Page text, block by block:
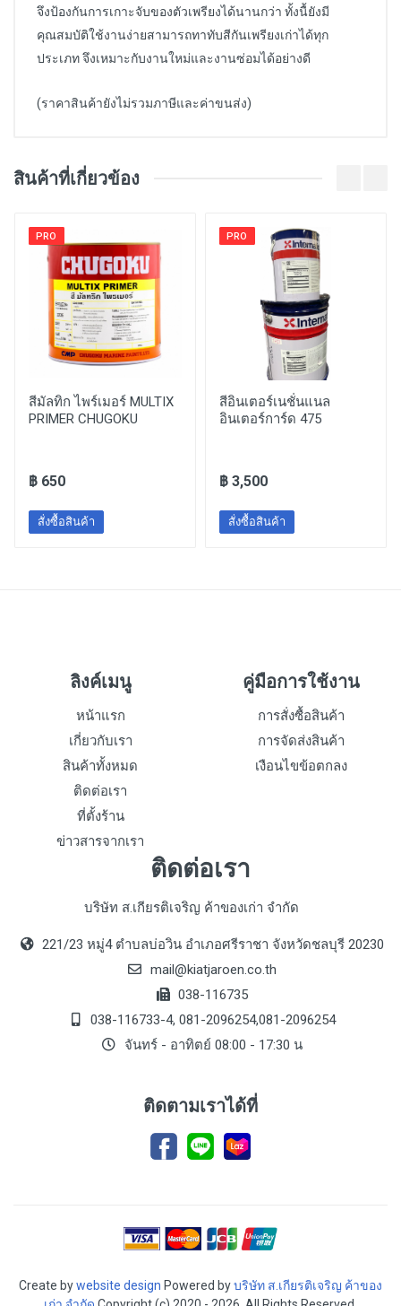
จึงป้องกันการเกาะจับของตัวเพรียงได้นานกว่า ทั้งนื้ยังมี
คุณสมบัติใช้งานง่ายสามารถทาทับสีกันเพรียงเก่าได้ทุก
ประเภท จึงเหมาะกับงานใหม่และงานซ่อมได้อย่างดี
(ราคาสินค้ายังไม่รวมภาษีและค่าขนส่ง)
สินค้าที่เกี่ยวข้อง
PRO
สีมัลทิก ไพร์เมอร์ MULTIX
PRIMER CHUGOKU
฿ 650
สั่งซื้อสินค้า
PRO
สีอินเตอร์เนชั่นแนล
อินเตอร์การ์ด 475
฿ 3,500
สั่งซื้อสินค้า
ลิงค์เมนู
หน้าแรก
เกี่ยวกับเรา
สินค้าทั้งหมด
ติดต่อเรา
ที่ตั้งร้าน
ข่าวสารจากเรา
คู่มือการใช้งาน
การสั่งซื้อสินค้า
การจัดส่งสินค้า
เงือนไขข้อตกลง
ติดต่อเรา
บริษัท ส.เกียรติเจริญ ค้าของเก่า จำกัด
221/23 หมู่4 ตำบลบ่อวิน อำเภอศรีราชา จังหวัดชลบุรี 20230
mail@kiatjaroen.co.th
038-116735
038-116733-4, 081-2096254,081-2096254
จันทร์ - อาทิตย์ 08:00 - 17:30 น
ติดตามเราได้ที่
Create bywebsite design Powered byบริษัท ส.เกียรติเจริญ ค้าของ